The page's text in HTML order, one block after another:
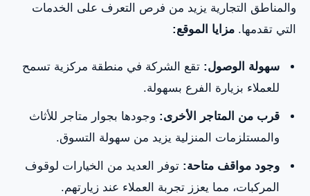
والمناطق التجارية يزيد من فرص التعرف على الخدمات
التي تقدمها. مزايا الموقع:
سهولة الوصول: تقع الشركة في منطقة مركزية تسمح
للعملاء بزيارة الفرع بسهولة.
قرب من المتاجر الأخرى: وجودها بجوار متاجر للأثاث
والمستلزمات المنزلية يزيد من سهولة التسوق.
وجود مواقف متاحة: توفر العديد من الخيارات لوقوف
المركبات، مما يعزز تجربة العملاء عند زيارتهم.